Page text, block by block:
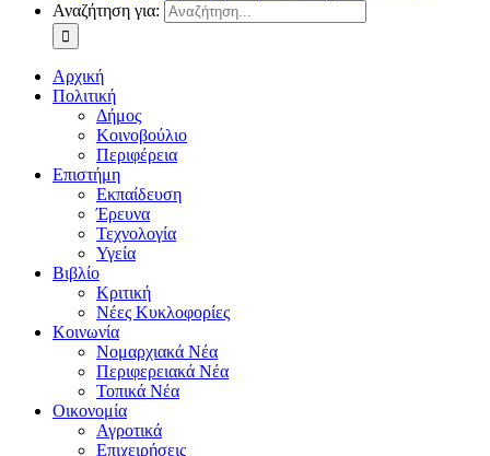
Αναζήτηση για:
Αρχική
Πολιτική
Δήμος
Κοινοβούλιο
Περιφέρεια
Επιστήμη
Εκπαίδευση
Έρευνα
Τεχνολογία
Υγεία
Βιβλίο
Κριτική
Νέες Κυκλοφορίες
Κοινωνία
Νομαρχιακά Νέα
Περιφερειακά Νέα
Τοπικά Νέα
Οικονομία
Αγροτικά
Επιχειρήσεις